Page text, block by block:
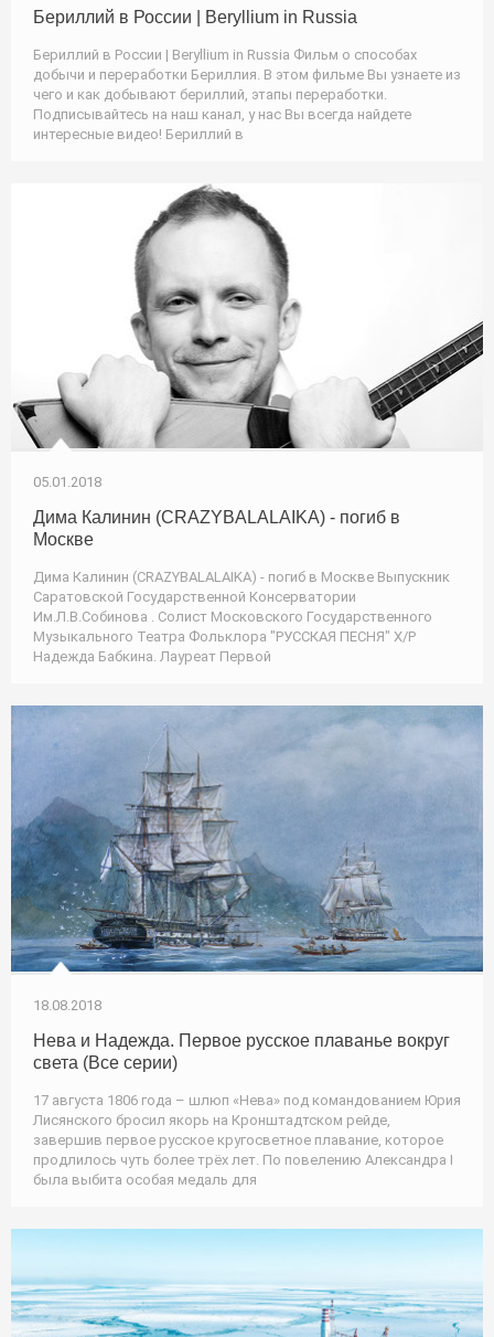
Бериллий в России | Beryllium in Russia
Бериллий в России | Beryllium in Russia Фильм о способах
добычи и переработки Бериллия. В этом фильме Вы узнаете из
чего и как добывают бериллий, этапы переработки.
Подписывайтесь на наш канал, у нас Вы всегда найдете
интересные видео! Бериллий в
05.01.2018
Дима Калинин (CRAZYBALALAIKA) - погиб в
Москве
Дима Калинин (CRAZYBALALAIKA) - погиб в Москве Выпускник
Саратовской Государственной Консерватории
Им.Л.В.Собинова . Солист Московского Государственного
Музыкального Театра Фольклора "РУССКАЯ ПЕСНЯ" Х/Р
Надежда Бабкина. Лауреат Первой
18.08.2018
Нева и Надежда. Первое русское плаванье вокруг
света (Все серии)
17 августа 1806 года – шлюп «Нева» под командованием Юрия
Лисянского бросил якорь на Кронштадтском рейде,
завершив первое русское кругосветное плавание, которое
продлилось чуть более трёх лет. По повелению Александра I
была выбита особая медаль для